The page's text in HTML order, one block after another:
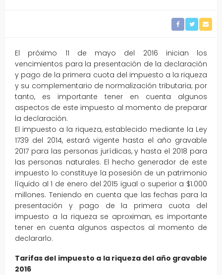
El próximo 11 de mayo del 2016 inician los
vencimientos para la presentación de la declaración
y pago de la primera cuota del impuesto a la riqueza
y su complementario de normalización tributaria; por
tanto, es importante tener en cuenta algunos
aspectos de este impuesto al momento de preparar
la declaración.
El impuesto a la riqueza, establecido mediante la Ley
1739 del 2014, estará vigente hasta el año gravable
2017 para las personas jurídicas, y hasta el 2018 para
las personas naturales. El hecho generador de este
impuesto lo constituye la posesión de un patrimonio
líquido al 1 de enero del 2015 igual o superior a $1.000
millones. Teniendo en cuenta que las fechas para la
presentación y pago de la primera cuota del
impuesto a la riqueza se aproximan, es importante
tener en cuenta algunos aspectos al momento de
declararlo.
Tarifas del impuesto a la riqueza del año gravable
2016